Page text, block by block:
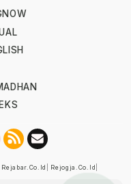
Rejabar.co.id Rejogja.co.id